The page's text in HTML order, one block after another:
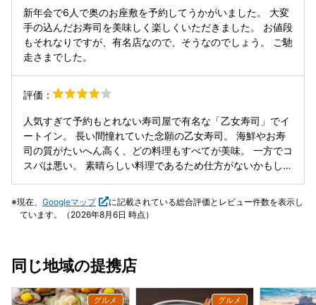
２貫ずつ運ばれて来ました！ この小ささの寿司は初めてだっ
たので、芸術作品のように見えました✨ 目で楽しんだ後は口
で楽しみましたが、醤油要らずの美味❗️ 寿司ネタ10種を堪能
し終えた時には、5人全員多幸感に溢れていた、唯一無二の
新年会で6人で奥のお座敷を予約してうかがいました。 大変
手の込んだお寿司を美味しく楽しくいただきました。 お値段
もそれなりですが、有名店なので、そうなのでしょう。 ご馳
走さまでした。
評価：
人気すぎて予約もとれない寿司屋で有名な「乙女寿司」でイ
ートイン。 長い間憧れていた念願の乙女寿司。 海鮮やお寿
司の質がたいへん高く、どの料理もすべてが美味。 一方でコ
スパは悪い。 素晴らしい料理であるため仕方がないかもしれ
現在、 Googleマップ
に記載されている総合評価とレビュー件数を表示し
ています。（2026年8月6日 時点）
同じ地域の提携店